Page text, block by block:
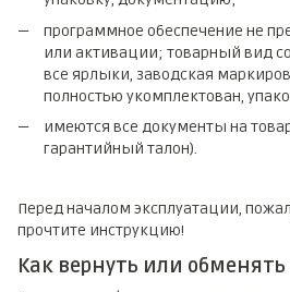
программное обеспечение не
или активации; товарный вид
все ярлыки, заводская
полностью укомплектован,
имеются все документы на
гарантийный талон).
Перед началом эксплуатации,
прочтите инструкцию!
Как вернуть или обменять